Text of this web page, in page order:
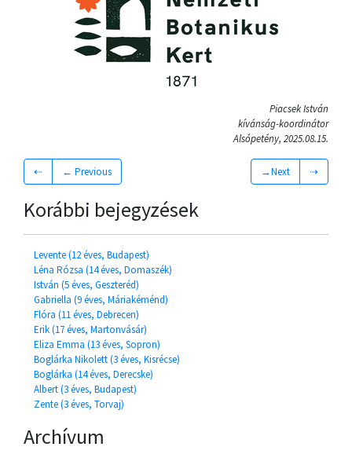
Piacsek István
kívánság-koordinátor
Alsópetény, 2025.08.15.
⇠ ← Previous →Next ⇢
Korábbi bejegyzések
Levente (12 éves, Budapest)
Léna Rózsa (14 éves, Domaszék)
István (5 éves, Geszteréd)
Gabriella (9 éves, Máriakéménd)
Flóra (11 éves, Debrecen)
Erik (17 éves, Martonvásár)
Eliza Emma (13 éves, Sopron)
Boglárka Nikolett (3 éves, Kisrécse)
Boglárka (14 éves, Derecske)
Albert (3 éves, Budapest)
Zente (3 éves, Torvaj)
Archívum